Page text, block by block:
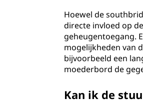
Hoewel de
directe invloed op
geheugentoegang.
mogelijkheden van
bijvoorbeeld een
moederbord de
Kan ik de